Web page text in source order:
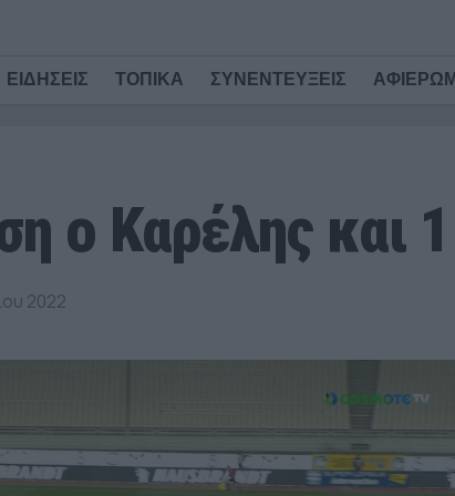
ΕΙΔΗΣΕΙΣ ΤΟΠΙΚΑ ΣΥΝΕΝΤΕΥΞΕΙΣ
ο Καρέλης και
2022